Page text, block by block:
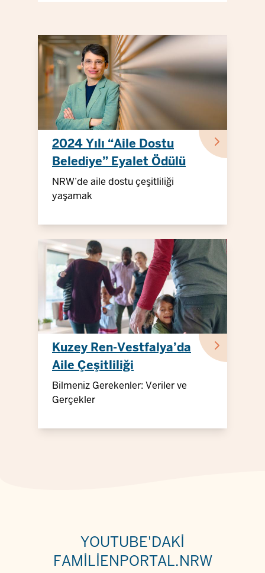
2024 Yılı “Aile Dostu
Belediye” Eyalet Ödülü
NRW’de aile dostu çeşitliliği
yaşamak
Kuzey Ren-Vestfalya’da
Aile Çeşitliliği
Bilmeniz Gerekenler: Veriler ve
Gerçekler
YOUTUBE'DAKI
FAMILIENPORTAL.NRW